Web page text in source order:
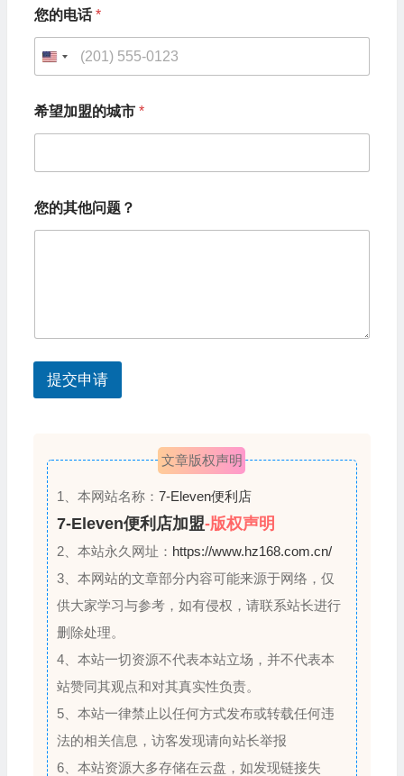
？
*
*
您的电话*
U
i
e
d
S
e
s
+
希望加盟的城市 *
您的其他问题？
提交申请
文章版权声明
1、本网站名称： 7-Eleven便利店
7-Eleven便利店加盟-版权声明
2、本站永久网址： https://www.hz168.com.cn/
3、本网站的文章部分内容可能来源于网络，仅
供大家学习与参考，如有侵权，请联系站长进行
删除处理。
4、本站一切资源不代表本站立场，并不代表本
站赞同其观点和对其真实性负责。
5、本站一律禁止以任何方式发布或转载任何违
法的相关信息，访客发现请向站长举报
6、本站资源大多存储在云盘，如发现链接失